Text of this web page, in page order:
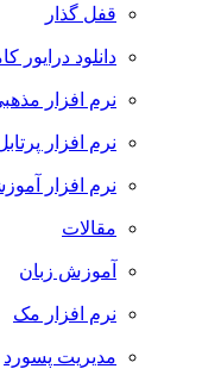
قفل گذار
دانلود درایور
نرم افزار
نرم افزار
نرم افزار
مقالات
آموزش زبان
نرم افزار مک
مدیریت پسورد